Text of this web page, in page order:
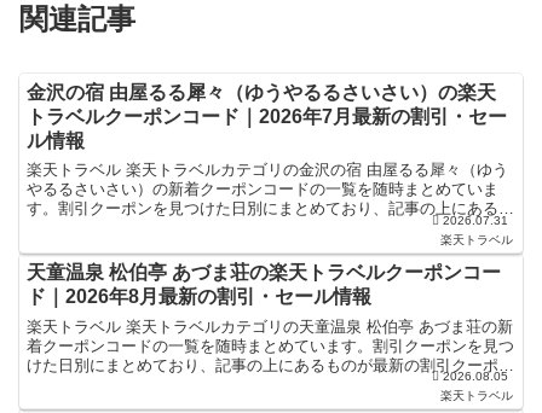
関連記事
金沢の宿 由屋るる犀々（ゆうやるるさいさい）の楽天
トラベルクーポンコード｜2026年7月最新の割引・セー
ル情報
楽天トラベル 楽天トラベルカテゴリの金沢の宿 由屋るる犀々（ゆう
やるるさいさい）の新着クーポンコードの一覧を随時まとめていま
す。割引クーポンを見つけた日別にまとめており、記事の上にあるも
のが最新の割引クーポンになります。ホテル・旅館宿泊の予...2026.07.31
楽天トラベル
天童温泉 松伯亭 あづま荘の楽天トラベルクーポンコー
ド｜2026年8月最新の割引・セール情報
楽天トラベル 楽天トラベルカテゴリの天童温泉 松伯亭 あづま荘の新
着クーポンコードの一覧を随時まとめています。割引クーポンを見つ
けた日別にまとめており、記事の上にあるものが最新の割引クーポン
になります。ホテル・旅館宿泊の予約などで使えるクー... 2026.08.05
楽天トラベル